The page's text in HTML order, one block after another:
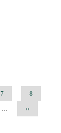
Oldal
7 Oldal
8
Következő
››